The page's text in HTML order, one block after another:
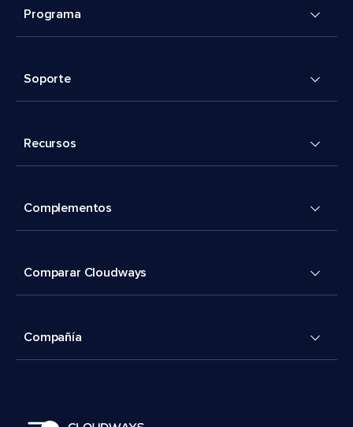
Programa
Soporte
Recursos
Complementos
Comparar Cloudways
Compañía